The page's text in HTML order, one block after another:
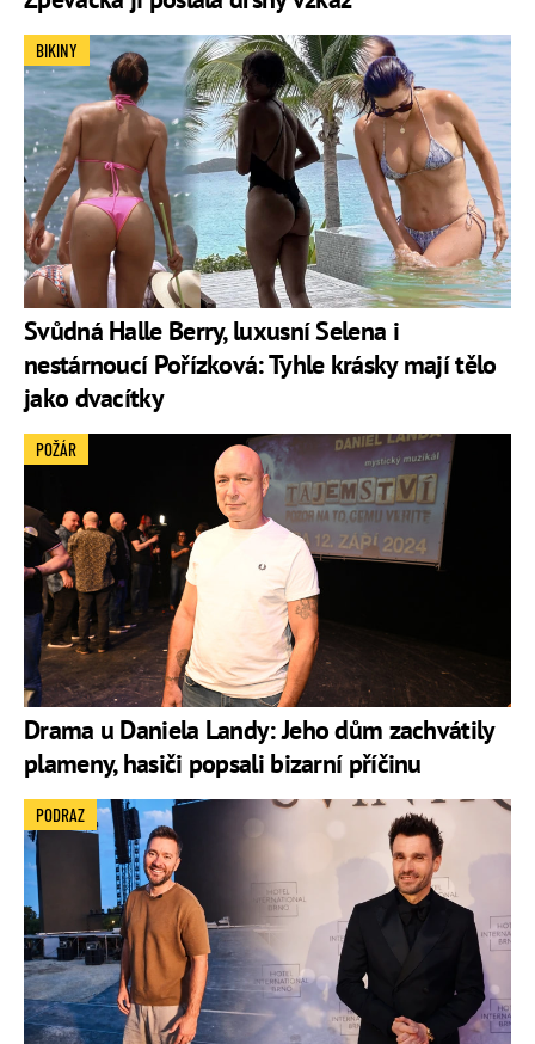
Svůdná Halle Berry, luxusní Selena i
nestárnoucí Pořízková: Tyhle krásky mají tělo
jako dvacítky
BIKINY
Drama u Daniela Landy: Jeho dům zachvátily
plameny, hasiči popsali bizarní příčinu
POŽÁR
PODRAZ